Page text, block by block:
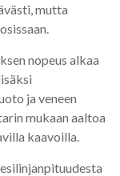
mutta
nopeus alkaa
ja veneen
mukaan aaltoa
kaavoilla.